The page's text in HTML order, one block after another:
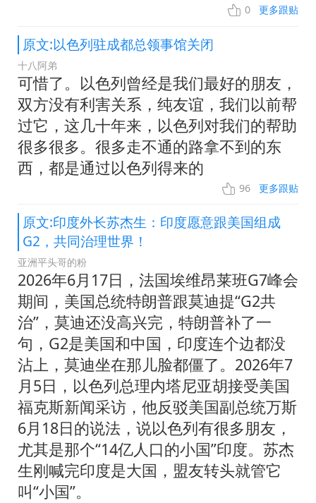
0 更多跟贴
原文:以色列驻成都总领事馆关闭
十八阿弟
可惜了。以色列曾经是我们最好的朋友，
双方没有利害关系，纯友谊，我们以前帮
过它，这几十年来，以色列对我们的帮助
很多很多。很多走不通的路拿不到的东
西，都是通过以色列得来的
96 更多跟贴
原文:印度外长苏杰生：印度愿意跟美国组成
G2，共同治理世界！
亚洲平头哥的粉
2026年6月17日，法国埃维昂莱班G7峰会
期间，美国总统特朗普跟莫迪提“G2共
治”，莫迪还没高兴完，特朗普补了一
句，G2是美国和中国，印度连个边都没
沾上，莫迪坐在那儿脸都僵了。2026年7
月5日，以色列总理内塔尼亚胡接受美国
福克斯新闻采访，他反驳美国副总统万斯
6月18日的说法，说以色列有很多朋友，
尤其是那个“14亿人口的小国”印度。苏杰
生刚喊完印度是大国，盟友转头就管它
叫“小国”。